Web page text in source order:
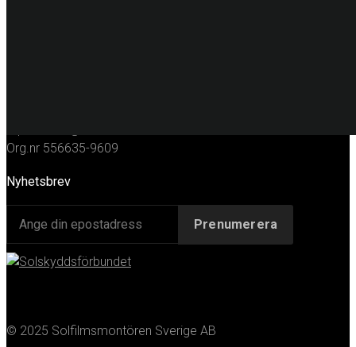
Org.nr 556635-9609
Nyhetsbrev
© 2025 Solfilmsmontören Sverige AB